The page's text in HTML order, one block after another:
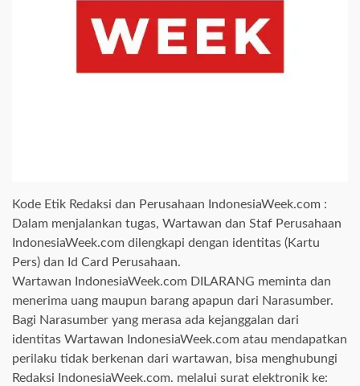
Kode Etik Redaksi dan Perusahaan IndonesiaWeek.com :
Dalam menjalankan tugas, Wartawan dan Staf Perusahaan
IndonesiaWeek.com dilengkapi dengan identitas (Kartu
Pers) dan Id Card Perusahaan.
Wartawan IndonesiaWeek.com DILARANG meminta dan
menerima uang maupun barang apapun dari Narasumber.
Bagi Narasumber yang merasa ada kejanggalan dari
identitas Wartawan IndonesiaWeek.com atau mendapatkan
perilaku tidak berkenan dari wartawan, bisa menghubungi
Redaksi IndonesiaWeek.com. melalui surat elektronik ke: